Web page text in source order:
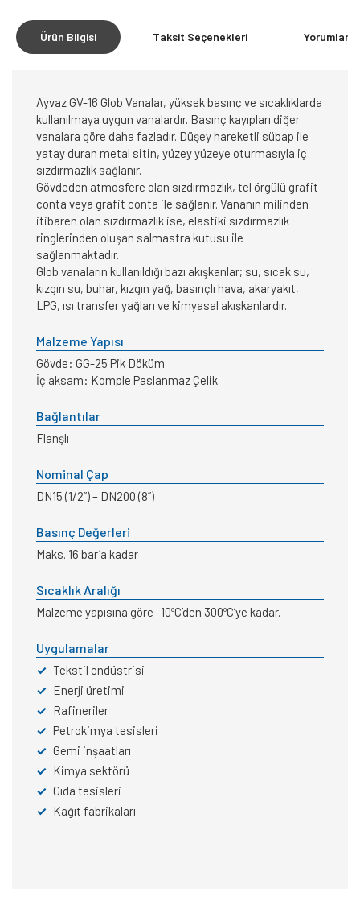
Ürün Bilgisi Taksit Seçenekleri Yorumlar
Ayvaz GV-16 Glob Vanalar, yüksek basınç ve sıcaklıklarda
kullanılmaya uygun vanalardır. Basınç kayıpları diğer
vanalara göre daha fazladır. Düşey hareketli sübap ile
yatay duran metal sitin, yüzey yüzeye oturmasıyla iç
sızdırmazlık sağlanır.
Gövdeden atmosfere olan sızdırmazlık, tel örgülü grafit
conta veya grafit conta ile sağlanır. Vananın milinden
itibaren olan sızdırmazlık ise, elastiki sızdırmazlık
ringlerinden oluşan salmastra kutusu ile
sağlanmaktadır.
Glob vanaların kullanıldığı bazı akışkanlar; su, sıcak su,
kızgın su, buhar, kızgın yağ, basınçlı hava, akaryakıt,
LPG, ısı transfer yağları ve kimyasal akışkanlardır.
Malzeme Yapısı
Gövde: GG-25 Pik Döküm
İç aksam: Komple Paslanmaz Çelik
Bağlantılar
Flanşlı
Nominal Çap
DN15 (1/2”) – DN200 (8”)
Basınç Değerleri
Maks. 16 bar’a kadar
Sıcaklık Aralığı
Malzeme yapısına göre -10ºC’den 300ºC’ye kadar.
Uygulamalar
✓ Tekstil endüstrisi
✓ Enerji üretimi
✓ Rafineriler
✓ Petrokimya tesisleri
✓ Gemi inşaatları
✓ Kimya sektörü
✓ Gıda tesisleri
✓ Kağıt fabrikaları